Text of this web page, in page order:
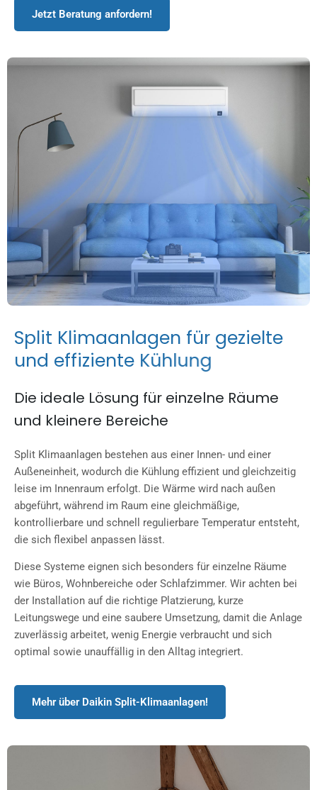
Jetzt Beratung anfordern!
Split Klimaanlagen für gezielte
und effiziente Kühlung
Die ideale Lösung für einzelne Räume
und kleinere Bereiche
Split Klimaanlagen bestehen aus einer Innen- und einer
Außeneinheit, wodurch die Kühlung effizient und gleichzeitig
leise im Innenraum erfolgt. Die Wärme wird nach außen
abgeführt, während im Raum eine gleichmäßige,
kontrollierbare und schnell regulierbare Temperatur entsteht,
die sich flexibel anpassen lässt.
Diese Systeme eignen sich besonders für einzelne Räume
wie Büros, Wohnbereiche oder Schlafzimmer. Wir achten bei
der Installation auf die richtige Platzierung, kurze
Leitungswege und eine saubere Umsetzung, damit die Anlage
zuverlässig arbeitet, wenig Energie verbraucht und sich
optimal sowie unauffällig in den Alltag integriert.
Mehr über Daikin Split-Klimaanlagen!